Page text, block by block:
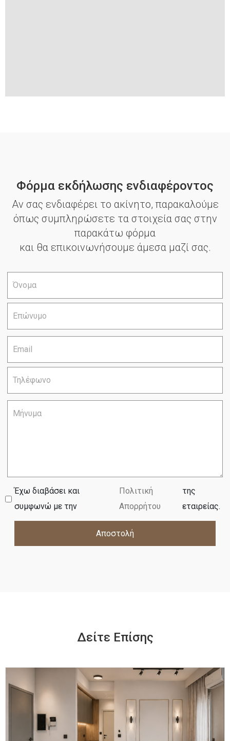
Φόρμα εκδήλωσης ενδιαφέροντος
Αν σας ενδιαφέρει το ακίνητο, παρακαλούμε
όπως συμπληρώσετε τα στοιχεία σας στην
παρακάτω φόρμα
και θα επικοινωνήσουμε άμεσα μαζί σας.
Έχω διαβάσει και
συμφωνώ με την
Πολιτική
Απορρήτου
της
εταιρείας.
Αποστολή
Δείτε Επίσης